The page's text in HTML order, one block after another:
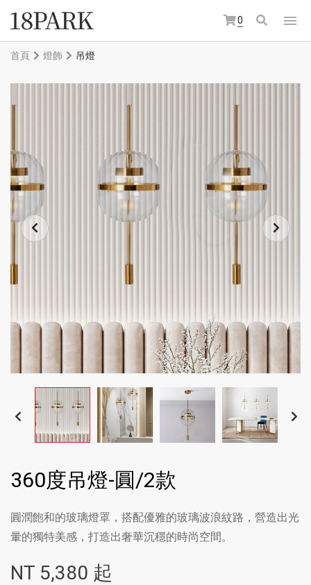
0
首頁 燈飾 吊燈
360度吊燈-圓/2款
圓潤飽和的玻璃燈罩，搭配優雅的玻璃波浪紋路，營造出光
暈的獨特美感，打造出奢華沉穩的時尚空間。
NT 5,380 起